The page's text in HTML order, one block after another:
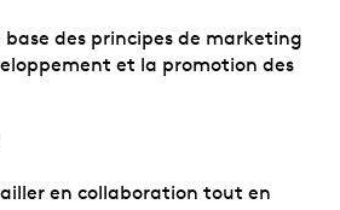
base des principes de marketing
et la promotion des
en collaboration tout en